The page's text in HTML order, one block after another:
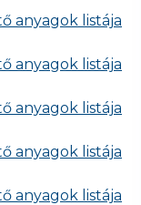
anyagok listája
anyagok listája
anyagok listája
anyagok listája
anyagok listája